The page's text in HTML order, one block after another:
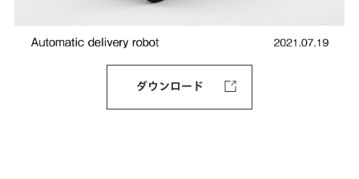
ダウンロード